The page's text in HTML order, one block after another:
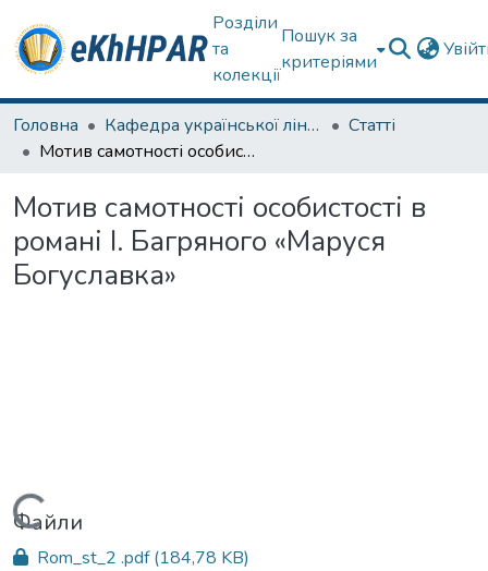
Розділи
та
колекції
Пошук за
критеріями
Головна Кафедра української лінгвістики, літератури та методики навчання
Статті
Мотив самотності особистості в романі І. Багряного «Маруся Богуславка»
Мотив самотності особистості в
романі І. Багряного «Маруся
Богуславка»
Файли
Rom_st_2 .pdf(184,78 KB)